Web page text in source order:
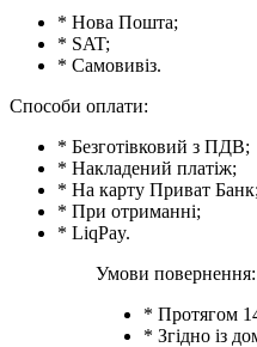
* Нова Пошта;
* SAT;
* Самовивіз.
Способи оплати:
* Безготівковий з ПДВ;
* Накладений платіж;
* На карту Приват Банк;
* При отриманні;
* LiqPay.
Умови повернення:
* Протягом
* Згідно із